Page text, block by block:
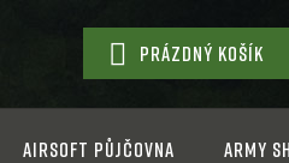
NÁKUPNÍ
KOŠÍK
PRÁZDNÝ KOŠÍK
Airsoft půjčovna Army